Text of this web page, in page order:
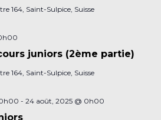
164, Saint-Sulpice, Suisse
juniors (2ème partie)
164, Saint-Sulpice, Suisse
- 24 août, 2025 @ 0h00